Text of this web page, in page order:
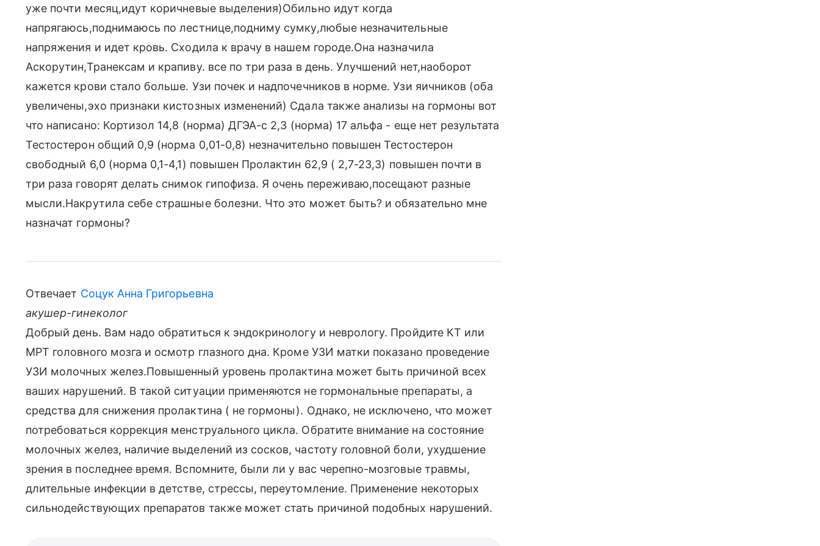
уже почти месяц,идут коричневые выделения)Обильно идут когда
напрягаюсь,поднимаюсь по лестнице,подниму сумку,любые незначительные
напряжения и идет кровь. Сходила к врачу в нашем городе.Она назначила
Аскорутин,Транексам и крапиву. все по три раза в день. Улучшений нет,наоборот
кажется крови стало больше. Узи почек и надпочечников в норме. Узи яичников (оба
увеличены,эхо признаки кистозных изменений) Сдала также анализы на гормоны вот
что написано: Кортизол 14,8 (норма) ДГЭА-с 2,3 (норма) 17 альфа - еще нет результата
Тестостерон общий 0,9 (норма 0,01-0,8) незначительно повышен Тестостерон
свободный 6,0 (норма 0,1-4,1) повышен Пролактин 62,9 ( 2,7-23,3) повышен почти в
три раза говорят делать снимок гипофиза. Я очень переживаю,посещают разные
мысли.Накрутила себе страшные болезни. Что это может быть? и обязательно мне
назначат гормоны?
Отвечает Соцук Анна Григорьевна
акушер-гинеколог
Добрый день. Вам надо обратиться к эндокринологу и неврологу. Пройдите КТ или
МРТ головного мозга и осмотр глазного дна. Кроме УЗИ матки показано проведение
УЗИ молочных желез.Повышенный уровень пролактина может быть причиной всех
ваших нарушений. В такой ситуации применяются не гормональные препараты, а
средства для снижения пролактина ( не гормоны). Однако, не исключено, что может
потребоваться коррекция менструального цикла. Обратите внимание на состояние
молочных желез, наличие выделений из сосков, частоту головной боли, ухудшение
зрения в последнее время. Вспомните, были ли у вас черепно-мозговые травмы,
длительные инфекции в детстве, стрессы, переутомление. Применение некоторых
сильнодействующих препаратов также может стать причиной подобных нарушений.